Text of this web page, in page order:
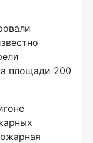
площади 200